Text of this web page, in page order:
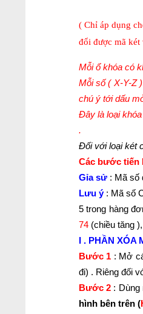
( Chỉ áp dụng
đổi được mã
Mỗi ổ khóa có
Mỗi số ( X-Y-Z
chú ý tới dấu
Đây là loại
.
Đối với loại két
Các bước tiến
Gỉa sử: Mã số
Lưu ý: Mã số
5 trong hàng
74(chiều tăng ),
I . PHẦN XÓA
Bước 1 : Mở
đi) . Riêng đối
Bước 2: Dùng
hình bên trên (